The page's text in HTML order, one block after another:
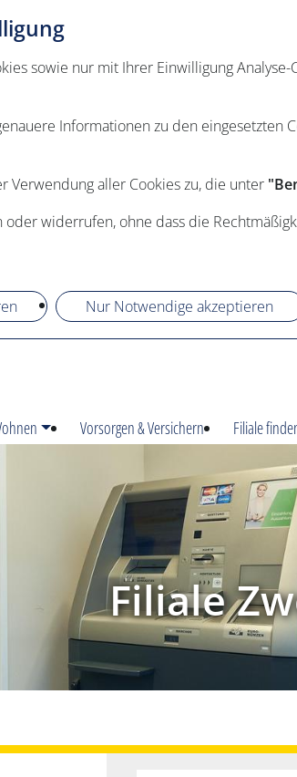
sowie nur mit Ihrer Einwilligung
Informationen zu den eingesetzten
Verwendung aller Cookies zu, die unter
widerrufen, ohne dass die
Nur Notwendige akzeptieren
Vorsorgen & Versichern Filiale
Filiale